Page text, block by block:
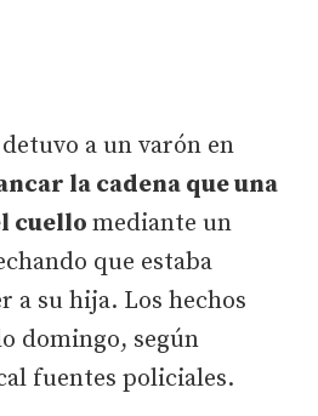
a un varón en
la cadena que una
cuello mediante un
que estaba
a su hija. Los hechos
domingo, según
fuentes policiales.